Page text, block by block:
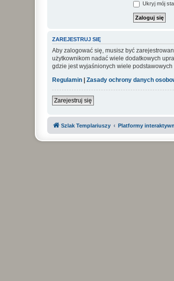
Ukryj mój
ZAREJESTRUJ SIĘ
Aby zalogować się, musisz być
użytkownikom nadać wiele dodatkowych
gdzie jest wyjaśnionych wiele
Regulamin
Zasady ochrony danych
Zarejestruj się
Szlak Templariuszy Platformy